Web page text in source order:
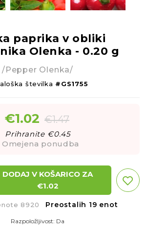
paprika v obliki
Olenka - 0.20 g
/Pepper Olenka/
številka #GS1755
€1.02 €1.47
Prihranite €0.45
Omejena ponudba
DODAJ V KOŠARICO ZA
€1.02
8920 Preostalih 19 enot
Razpoložljivost: Da